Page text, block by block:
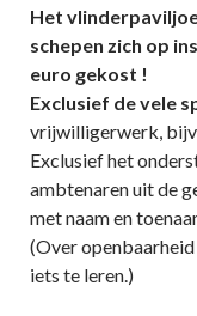
Het
schepen zich op
euro gekost !
Exclusief de vele
vrijwilligerwerk,
Exclusief het
ambtenaren uit de
met naam en
(Over
iets te leren.)